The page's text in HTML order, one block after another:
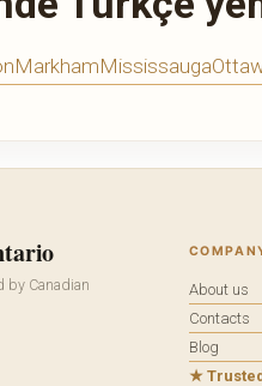
MarkhamMississauga
by Canadian
About us
Contacts
Blog
★